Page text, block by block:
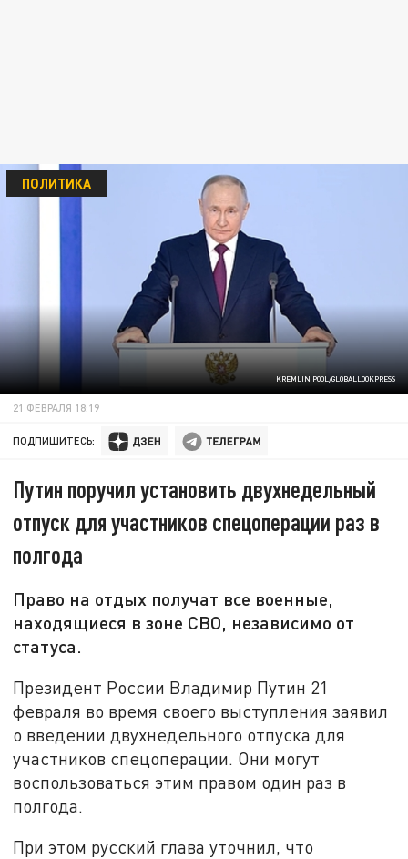
KREMLIN POOL/GLOBALLOOKPRESS
ПОЛИТИКА
21 ФЕВРАЛЯ 18:19
ПОДПИШИТЕСЬ:
Путин поручил установить двухнедельный
отпуск для участников спецоперации раз в
полгода
Право на отдых получат все военные,
находящиеся в зоне СВО, независимо от
статуса.
Президент России Владимир Путин 21
февраля во время своего выступления заявил
о введении двухнедельного отпуска для
участников спецоперации. Они могут
воспользоваться этим правом один раз в
полгода.
При этом русский глава уточнил, что